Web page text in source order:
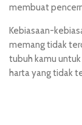
membuat
Kebiasaan-
memang tidak
tubuh kamu untuk
harta yang tidak